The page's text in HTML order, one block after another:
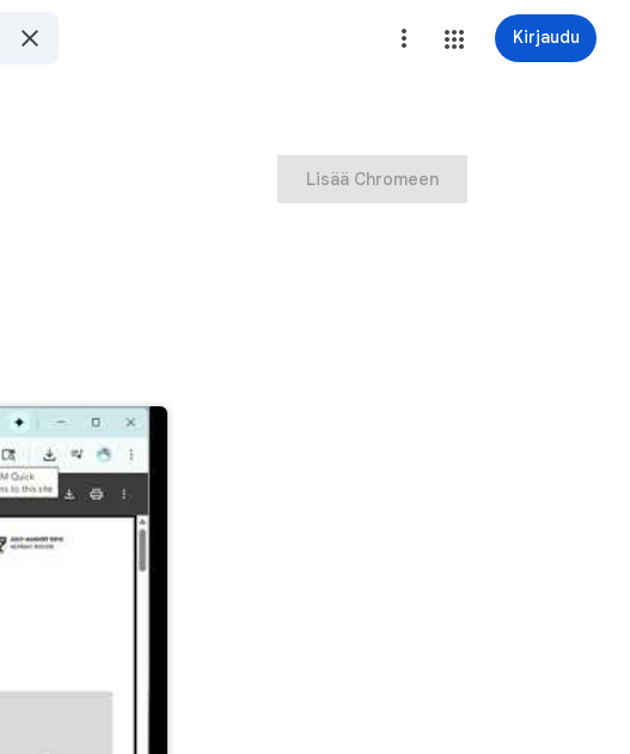
Kirjaudu
Lisää Chromeen